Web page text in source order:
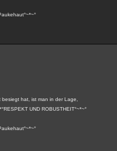
hat, ist man in der Lage,
UND ROBUSTHEIT°~*~°